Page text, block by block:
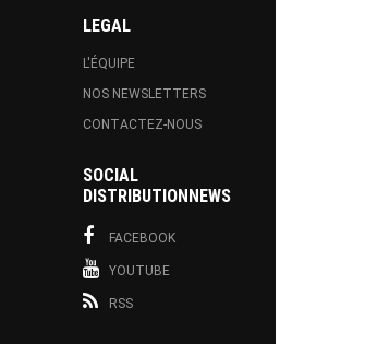
LEGAL
L'ÉQUIPE
NOS NEWSLETTERS
CONTACTEZ-NOUS
SOCIAL
DISTRIBUTIONNEWS
FACEBOOK
YOUTUBE
RSS